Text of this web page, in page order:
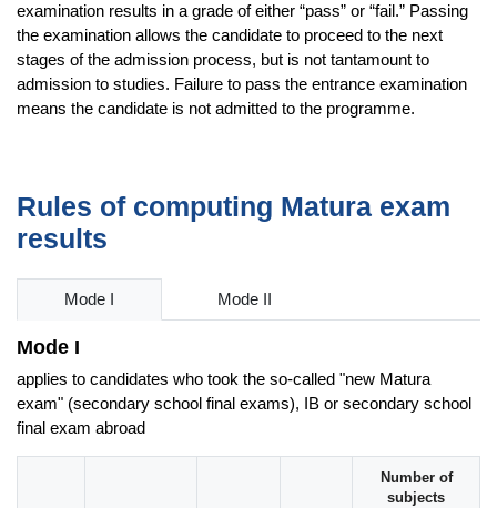
examination results in a grade of either “pass” or “fail.” Passing
the examination allows the candidate to proceed to the next
stages of the admission process, but is not tantamount to
admission to studies. Failure to pass the entrance examination
means the candidate is not admitted to the programme.
Rules of computing Matura exam
results
Mode I Mode II
Mode I
applies to candidates who took the so-called "new Matura
exam" (secondary school final exams), IB or secondary school
final exam abroad
Number of
subjects